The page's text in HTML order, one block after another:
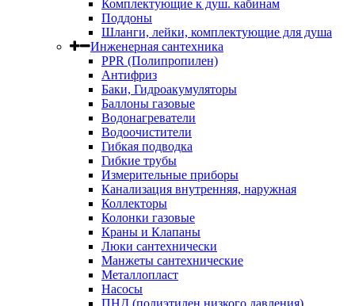
Комплектующие к душ. кабинам
Поддоны
Шланги, лейки, комплектующие для душа
Инженерная сантехника
PPR (Полипропилен)
Антифриз
Баки, Гидроакумуляторы
Баллоны газовые
Водонагреватели
Водоочистители
Гибкая подводка
Гибкие трубы
Измерительные приборы
Канализация внутренняя, наружная
Коллекторы
Колонки газовые
Краны и Клапаны
Люки сантехнически
Манжеты сантехнические
Металлопласт
Насосы
ПНД (полиэтилен низкого давления)